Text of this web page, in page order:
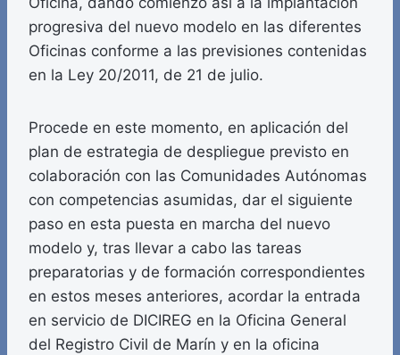
progresiva del nuevo modelo en las diferentes
Oficinas conforme a las previsiones contenidas
en la Ley 20/2011, de 21 de julio.
Procede en este momento, en aplicación del
plan de estrategia de despliegue previsto en
colaboración con las Comunidades Autónomas
con competencias asumidas, dar el siguiente
paso en esta puesta en marcha del nuevo
modelo y, tras llevar a cabo las tareas
preparatorias y de formación correspondientes
en estos meses anteriores, acordar la entrada
en servicio de DICIREG en la Oficina General
del Registro Civil de Marín y en la oficina